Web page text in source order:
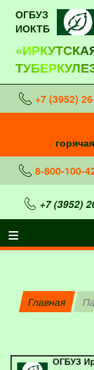
ОГБУЗ
ИОКТБ
+7 (3952)
8-800-100-
+7 (3952)
Главная